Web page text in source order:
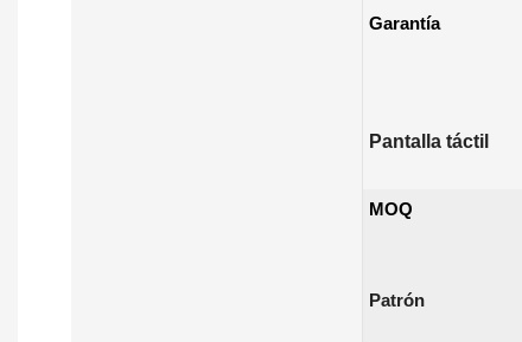
Garantía
Pantalla táctil
MOQ
Patrón